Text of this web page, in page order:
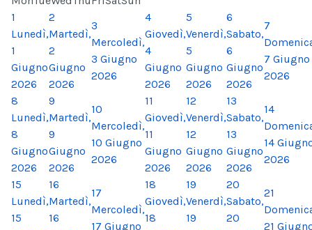
1
Lunedì,
1
Giugno
2026
2
Martedì,
2
Giugno
2026
3
Mercoledì,
3 Giugno
2026
4
Giovedì,
4
Giugno
2026
5
Venerdì,
5
Giugno
2026
6
Sabato,
6
Giugno
2026
7
7 Giugno
2026
8
Lunedì,
8
Giugno
2026
9
Martedì,
9
Giugno
2026
10
Mercoledì,
10 Giugno
2026
11
Giovedì,
11
Giugno
2026
12
Venerdì,
12
Giugno
2026
13
Sabato,
13
Giugno
2026
14
14
2026
15
Lunedì,
15
16
Martedì,
16
17
Mercoledì,
17 Giugno
18
Giovedì,
18
19
Venerdì,
19
20
Sabato,
20
21
21